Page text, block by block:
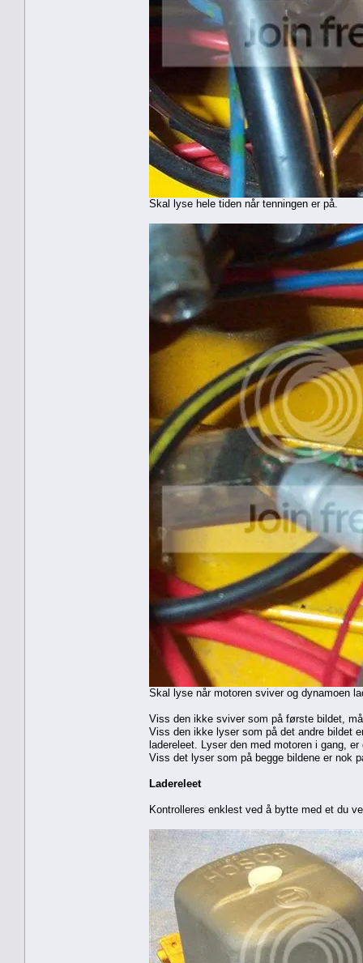
Skal lyse hele tiden når tenningen er på.
Skal lyse når motoren sviver og dynamoen
Viss den ikke sviver som på første bildet,
Viss den ikke lyser som på det andre bildet
ladereleet. Lyser den med motoren i gang,
Viss det lyser som på begge bildene er nok
Ladereleet
Kontrolleres enklest ved å bytte med et du